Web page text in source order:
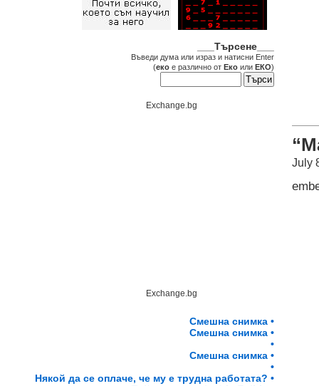
July
___Търсене___
Въведи дума или израз и натисни Enter
(еко е различно от Еко или ЕКО)
Exchange.bg
Exchange.bg
Смешна снимка •
Смешна снимка •
•
Смешна снимка •
•
Някой да се оплаче, че му е трудна работата? •